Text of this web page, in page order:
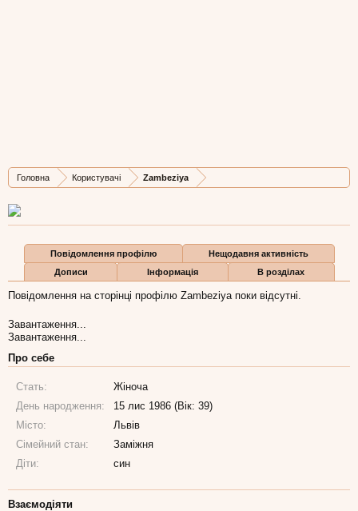
Головна Користувачі Zambeziya
Дописів
10
Карма
0
Бали
Повідомлення профілю
Нещодавня активність
Дописи
Інформація В розділах
Повідомлення на сторінці профілю Zambeziya поки відсутні.
Завантаження...
Завантаження...
Про себе
Стать:
Жіноча
День народження:
15 лис 1986 (Вік: 39)
Місто:
Львів
Сімейний стан:
Заміжня
Діти:
син
Взаємодіяти